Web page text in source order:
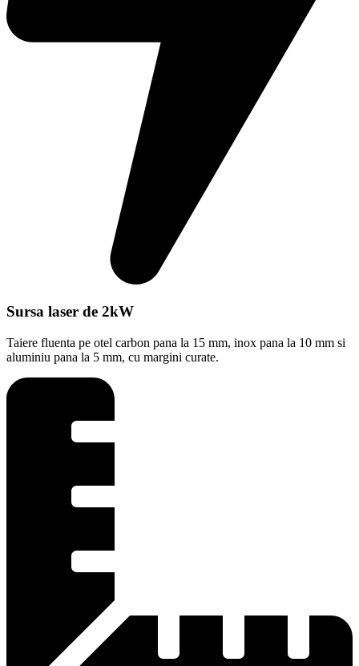
Sursa laser de 2kW
Taiere fluenta pe otel carbon pana la 15 mm, inox pana la 10 mm si
aluminiu pana la 5 mm, cu margini curate.